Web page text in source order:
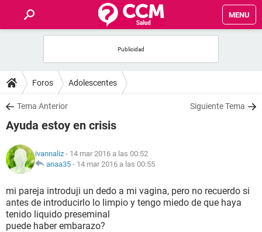
MENU
FOROS
SALUD
FAMILIA
NUTRICIÓN
BIENESTAR
SEXUALIDAD
Foros Adolescentes
Tema Anterior Siguiente Tema
Ayuda estoy en crisis
ivannaliz - 14 mar 2016 a las 00:52
anaa35 - 14 mar 2016 a las 00:55
mi pareja introduji un dedo a mi vagina, pero no recuerdo si
antes de introducirlo lo limpio y tengo miedo de que haya
tenido liquido preseminal
puede haber embarazo?